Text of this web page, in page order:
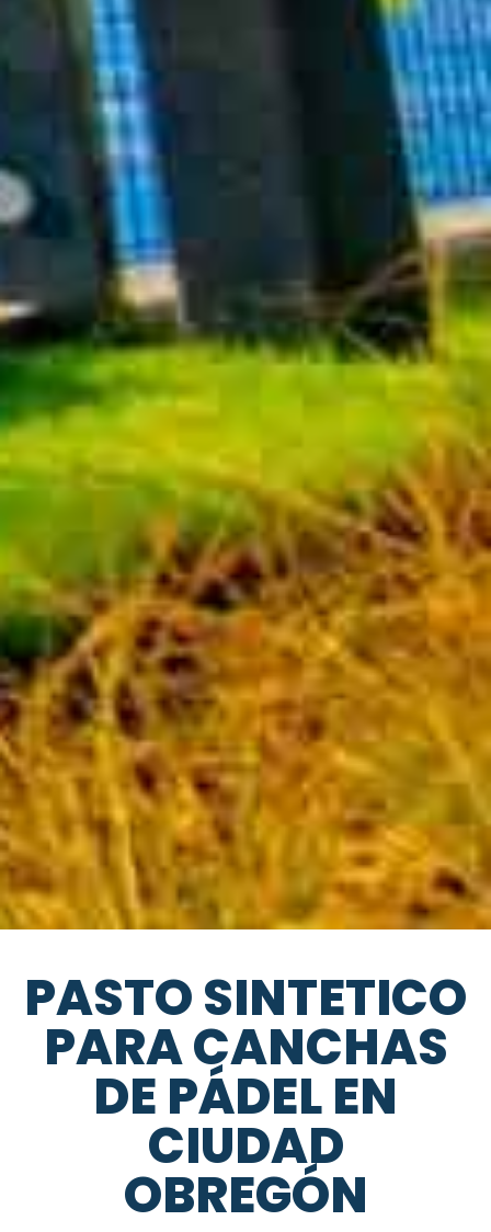
PASTO SINTETICO
PARA CANCHAS
DE PÁDEL EN
CIUDAD
OBREGÓN